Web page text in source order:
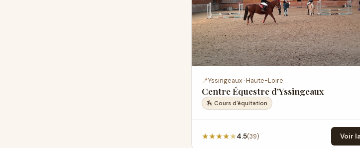
📍Yssingeaux · Haute-Loire
Centre Équestre d'Yssingeaux
🏇 Cours d'équitation
★★★★★4.5(39) Voir